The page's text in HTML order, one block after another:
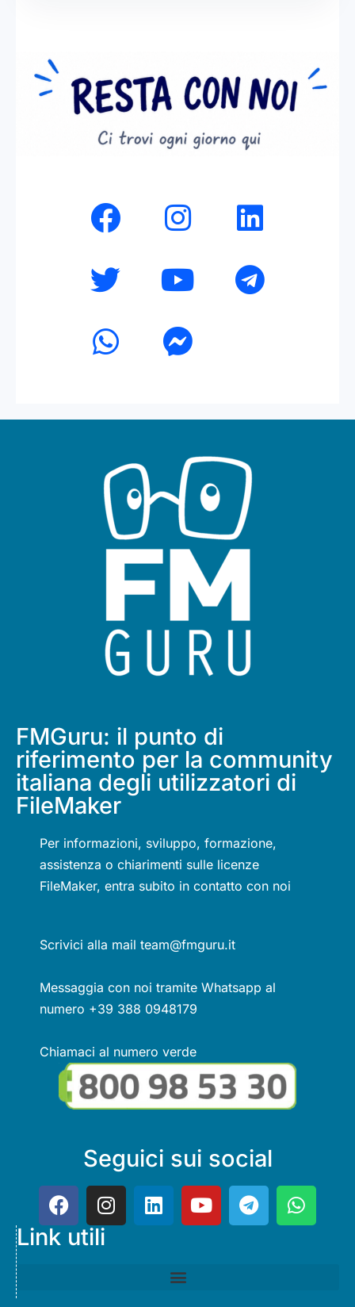
FMGuru: il punto di
riferimento per la community
italiana degli utilizzatori di
FileMaker
Per informazioni, sviluppo, formazione,
assistenza o chiarimenti sulle licenze
FileMaker, entra subito in contatto con noi
Scrivici alla mail team@fmguru.it
Messaggia con noi tramite Whatsapp al
numero +39 388 0948179
Chiamaci al numero verde
Seguici sui social
Link utili